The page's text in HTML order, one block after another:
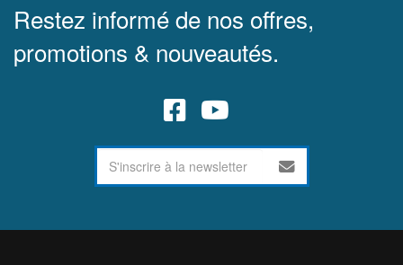
Restez informé de nos offres,
promotions & nouveautés.